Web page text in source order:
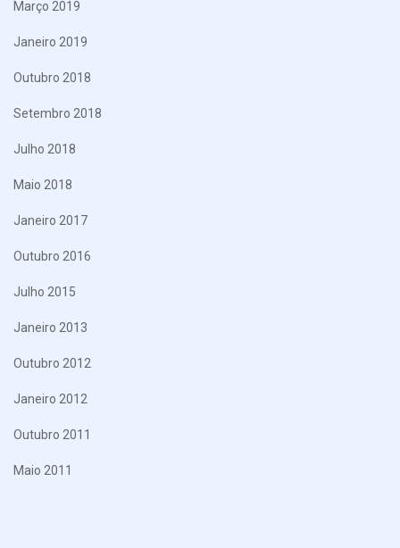
Março 2019
Janeiro 2019
Outubro 2018
Setembro 2018
Julho 2018
Maio 2018
Janeiro 2017
Outubro 2016
Julho 2015
Janeiro 2013
Outubro 2012
Janeiro 2012
Outubro 2011
Maio 2011